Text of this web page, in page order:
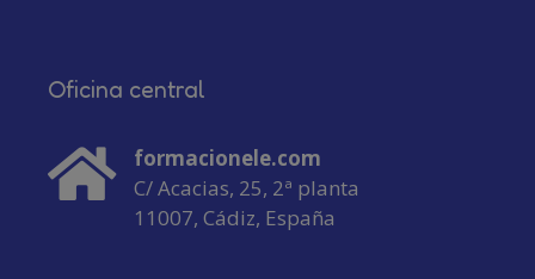
Oficina central
formacionele.com
C/ Acacias, 25, 2ª planta
11007, Cádiz, España